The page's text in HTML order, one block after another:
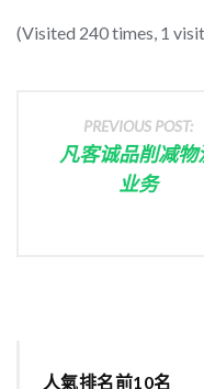
(Visited 240 times, 1
PREVIOUS POST:
凡客诚品削减物
业务
人氣排名前10名